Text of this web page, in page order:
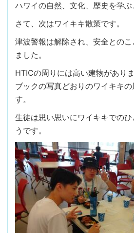
ハワイの自然、文化、歴史を学ぶ
さて、次はワイキキ散策です。
津波警報は解除され、安全との
ました。
HTICの周りには高い建物があり
ブックの写真どおりのワイキキの
す。
生徒は思い思いにワイキキでの
うです。